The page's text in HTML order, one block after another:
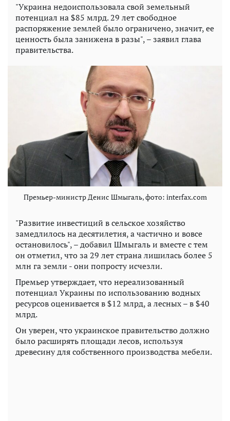
"Украина недоиспользовала свой земельный
потенциал на $85 млрд. 29 лет свободное
распоряжение землей было ограничено, значит, ее
ценность была занижена в разы", – заявил глава
правительства.
Премьер-министр Денис Шмыгаль, фото: interfax.com
"Развитие инвестиций в сельское хозяйство
замедлилось на десятилетия, а частично и вовсе
остановилось", – добавил Шмыгаль и вместе с тем
он отметил, что за 29 лет страна лишилась более 5
млн га земли - они попросту исчезли.
Премьер утверждает, что нереализованный
потенциал Украины по использованию водных
ресурсов оценивается в $12 млрд, а лесных – в $40
млрд.
Он уверен, что украинское правительство должно
было расширять площади лесов, используя
древесину для собственного производства мебели.